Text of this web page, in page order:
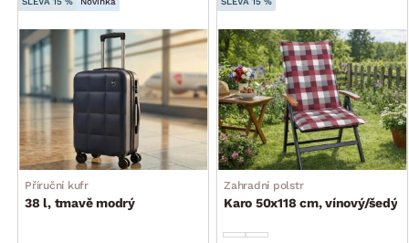
Příruční kufr
38 l, tmavě modrý
Zahradní polstr
Karo 50x118 cm, vínový/šedý